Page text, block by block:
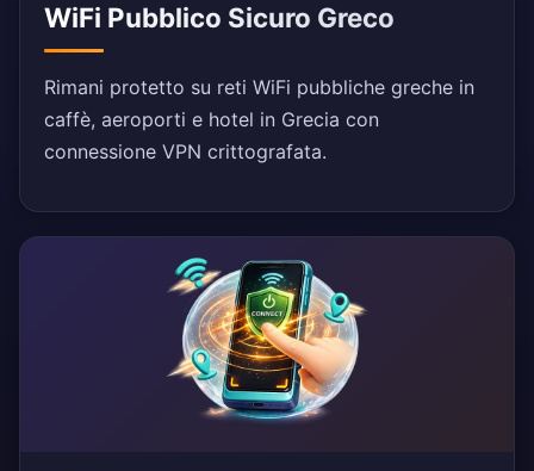
WiFi Pubblico Sicuro Greco
Rimani protetto su reti WiFi pubbliche greche in
caffè, aeroporti e hotel in Grecia con
connessione VPN crittografata.